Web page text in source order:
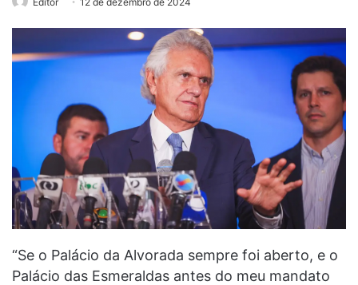
“Se o Palácio da Alvorada sempre foi aberto, e o
Palácio das Esmeraldas antes do meu mandato